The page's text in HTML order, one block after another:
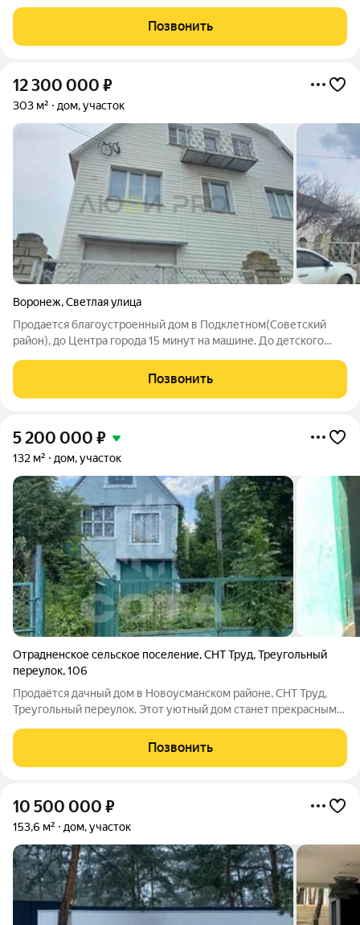
предлагаем уникальную технологию быстровозводимых
каменных домов, которая
Позвонить
12 300 000 ₽
303 м² дом, участок
Воронеж,Светлая улица
Продается благоустроенный дом в Подклетном(Советский
район), до Центра города 15 минут на машине. До детского
Светофор 5 минут на машине. Общая площаль 303 кв.м., 3
этажа, два из них отапливается
Позвонить
5 200 000 ₽
132 м² дом, участок
Отрадненское сельское поселение,СНТ Труд,Треугольный
переулок,106
Продаётся дачный дом в Новоусманском районе, СНТ Труд,
Треугольный переулок. Этот уютный дом станет прекрасным
дома составляет 132 квадратных метра, жилая площадь 60
квадратных метров, а
Позвонить
10 500 000 ₽
153,6 м² дом, участок